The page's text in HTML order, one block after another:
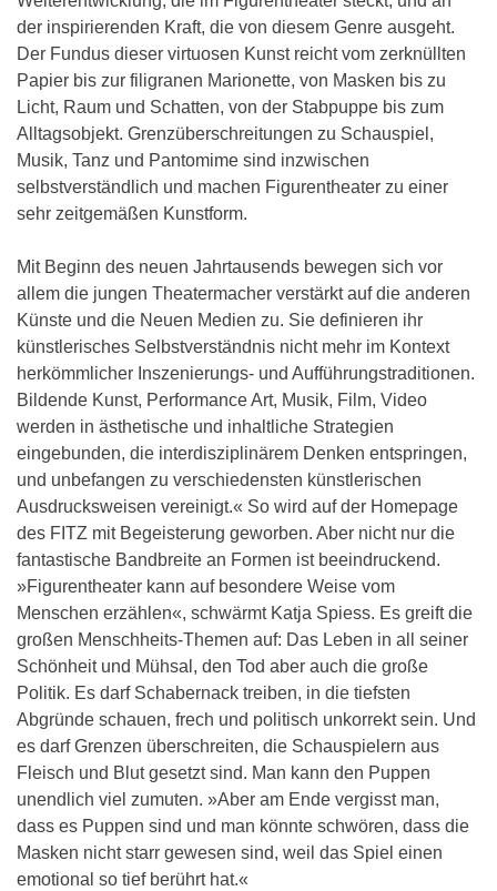
der inspirierenden Kraft, die von diesem Genre ausgeht.
Der Fundus dieser virtuosen Kunst reicht vom zerknüllten
Papier bis zur filigranen Marionette, von Masken bis zu
Licht, Raum und Schatten, von der Stabpuppe bis zum
Alltagsobjekt. Grenzüberschreitungen zu Schauspiel,
Musik, Tanz und Pantomime sind inzwischen
selbstverständlich und machen Figurentheater zu einer
sehr zeitgemäßen Kunstform.
Mit Beginn des neuen Jahrtausends bewegen sich vor
allem die jungen Theatermacher verstärkt auf die anderen
Künste und die Neuen Medien zu. Sie definieren ihr
künstlerisches Selbstverständnis nicht mehr im Kontext
herkömmlicher Inszenierungs- und Aufführungstraditionen.
Bildende Kunst, Performance Art, Musik, Film, Video
werden in ästhetische und inhaltliche Strategien
eingebunden, die interdisziplinärem Denken entspringen,
und unbefangen zu verschiedensten künstlerischen
Ausdrucksweisen vereinigt.« So wird auf der Homepage
des FITZ mit Begeisterung geworben. Aber nicht nur die
fantastische Bandbreite an Formen ist beeindruckend.
»Figurentheater kann auf besondere Weise vom
Menschen erzählen«, schwärmt Katja Spiess. Es greift die
großen Menschheits-Themen auf: Das Leben in all seiner
Schönheit und Mühsal, den Tod aber auch die große
Politik. Es darf Schabernack treiben, in die tiefsten
Abgründe schauen, frech und politisch unkorrekt sein. Und
es darf Grenzen überschreiten, die Schauspielern aus
Fleisch und Blut gesetzt sind. Man kann den Puppen
unendlich viel zumuten. »Aber am Ende vergisst man,
dass es Puppen sind und man könnte schwören, dass die
Masken nicht starr gewesen sind, weil das Spiel einen
emotional so tief berührt hat.«